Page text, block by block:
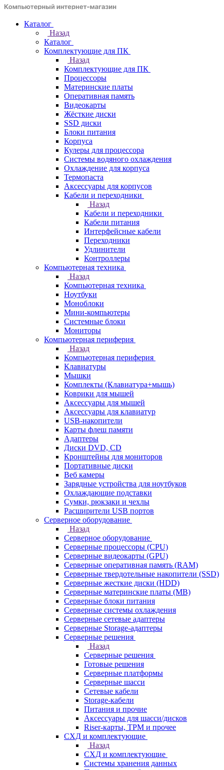
Каталог
Назад
Каталог
Комплектующие для ПК
Назад
Комплектующие для ПК
Процессоры
Материнские платы
Оперативная память
Видеокарты
Жёсткие диски
SSD диски
Блоки питания
Корпуса
Кулеры для процессора
Системы водяного охлаждения
Охлаждение для корпуса
Термопаста
Аксессуары для корпусов
Кабели и переходники
Назад
Кабели и переходники
Кабели питания
Интерфейсные кабели
Переходники
Удлинители
Контроллеры
Компьютерная техника
Назад
Компьютерная техника
Ноутбуки
Моноблоки
Мини-компьютеры
Системные блоки
Мониторы
Компьютерная периферия
Назад
Компьютерная периферия
Клавиатуры
Мышки
Комплекты (Клавиатура+мышь)
Коврики для мышей
Аксессуары для мышей
Аксессуары для клавиатур
USB-накопители
Карты флеш памяти
Адаптеры
Диски DVD, CD
Кронштейны для мониторов
Портативные диски
Веб камеры
Зарядные устройства для ноутбуков
Охлаждающие подставки
Сумки, рюкзаки и чехлы
Расширители USB портов
Серверное оборудование
Назад
Серверное оборудование
Серверные процессоры (CPU)
Серверные видеокарты (GPU)
Серверные оперативная память (RAM)
Серверные твердотельные накопители (SSD)
Серверные жесткие диски (HDD)
Серверные материнские платы (MB)
Серверные блоки питания
Серверные системы охлаждения
Серверные сетевые адаптеры
Серверные Storage-адаптеры
Серверные решения
Назад
Серверные решения
Готовые решения
Серверные платформы
Серверные шасси
Сетевые кабели
Storage-кабели
Питания и прочие
Аксессуары для шасси/дисков
Riser-карты, TPM и прочее
СХД и комплектующие
Назад
СХД и комплектующие
Системы хранения данных